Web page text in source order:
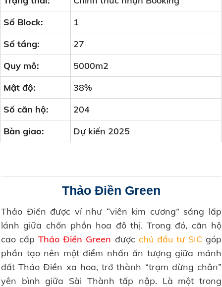
Số Block:
1
Số tầng:
27
Quy mô:
5000m2
Mật độ:
38%
Số căn hộ:
204
Bàn giao:
Dự kiến 2025
Thảo Điền Green
Thảo Điền được ví như “viên kim cương” sáng lấp
lánh giữa chốn phồn hoa đô thị. Trong đó, căn hộ
cao cấpThảo Điền Green được chủ đầu tư SICgóp
phần tạo nên một điểm nhấn ấn tượng giữa mảnh
đất Thảo Điền xa hoa, trở thành “trạm dừng chân”
yên bình giữa Sài Thành tấp nập. Là một trong